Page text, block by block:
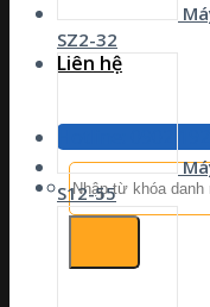
Liên hệ
Hotline: 0902
Tìm
kiếm:
SZ2-32
S12-55